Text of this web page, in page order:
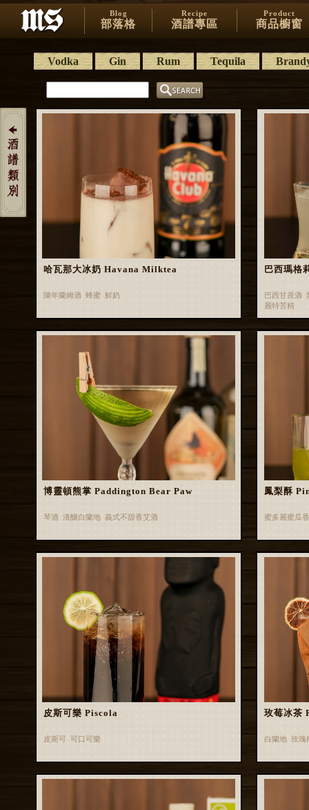
Blog
部落格
Recipe
酒譜專區
Product
商品櫥窗
Vodka Gin Rum Tequila
哈瓦那大冰奶 Havana Milktea
陳年蘭姆酒 蜂蜜 鮮奶
巴西瑪
巴西甘蔗酒
麗特苦精
博靈頓熊掌 Paddington Bear Paw
琴酒 渣釀白蘭地 義式不甜香艾酒
鳳梨酥
蜜多麗蜜瓜
皮斯可樂 Piscola
皮斯可 可口可樂
玫莓冰茶
白蘭地 玫瑰